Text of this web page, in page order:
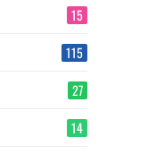
15
115
27
14